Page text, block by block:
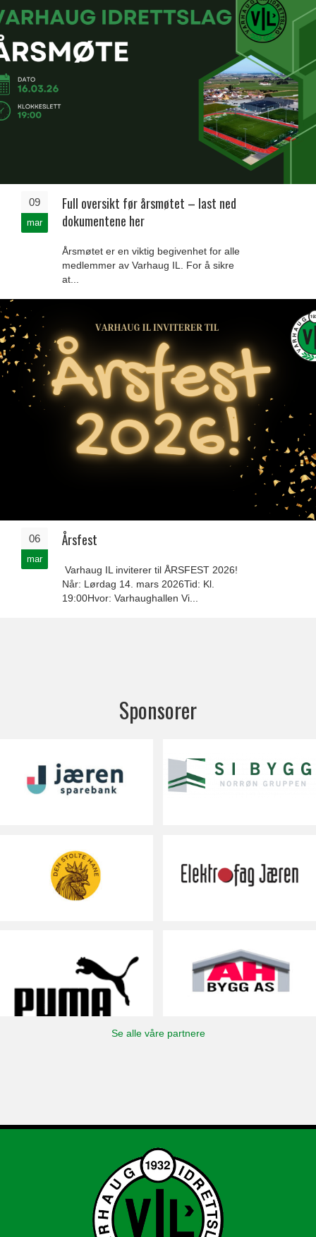
09
mar
Full oversikt før årsmøtet – last ned
dokumentene her
Årsmøtet er en viktig begivenhet for alle
medlemmer av Varhaug IL. For å sikre
at...
06
mar
Årsfest
Varhaug IL inviterer til ÅRSFEST 2026!
Når: Lørdag 14. mars 2026Tid: Kl.
19:00Hvor: Varhaughallen Vi...
Sponsorer
Se alle våre partnere